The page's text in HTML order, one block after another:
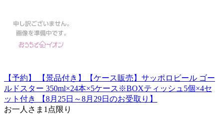
【予約】 【景品付き】【ケース販売】サッポロビール ゴー
ルドスター 350ml×24本×5ケース※BOXティッシュ5個×4セ
ット付き 【8月25日～8月29日のお受取り】
お一人さま 1点限り